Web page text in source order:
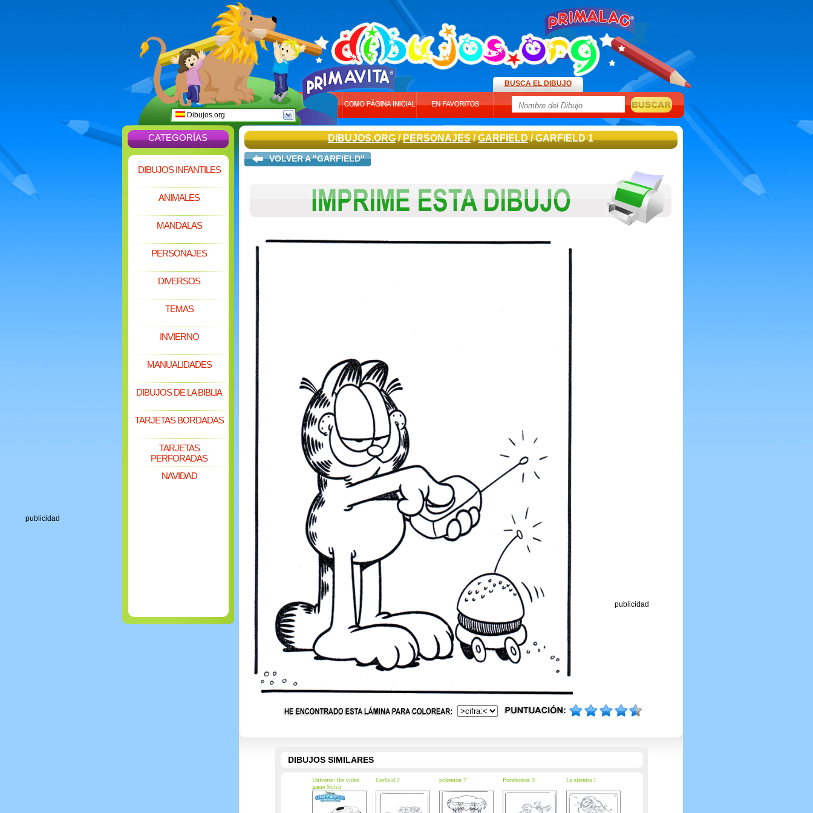
publicidad
Dibujos.org
BUSCA EL DIBUJO
CATEGORÍAS
DIBUJOS INFANTILES
ANIMALES
MANDALAS
PERSONAJES
DIVERSOS
TEMAS
INVIERNO
MANUALIDADES
DIBUJOS DE LA BIBLIA
TARJETAS BORDADAS
TARJETAS
PERFORADAS
NAVIDAD
DIBUJOS.ORG/PERSONAJES/GARFIELD/ GARFIELD 1
VOLVER A "GARFIELD"
publicidad
DIBUJOS SIMILARES
Universe: the video
game Stitch
Garfield 2 pokemon 7 Pocahontas 3 La sirenita 1